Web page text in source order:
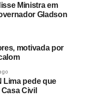
Ministra em
Gladson
motivada por
Lima pede que
Civil